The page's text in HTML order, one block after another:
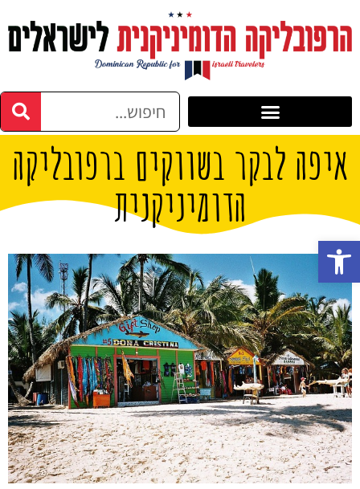
איפה לבקר בשווקים ברפובליקה
הדומיניקנית
פתח סרגל נגישות